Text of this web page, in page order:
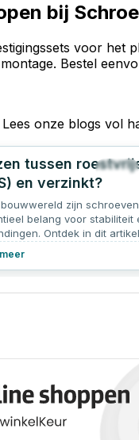
bij
voor het
Bestel
onze blogs vol
342
tussen
en verzinkt?
zijn
belang voor stabiliteit
Ontdek in dit
bepalen of je het best
of verzinkte